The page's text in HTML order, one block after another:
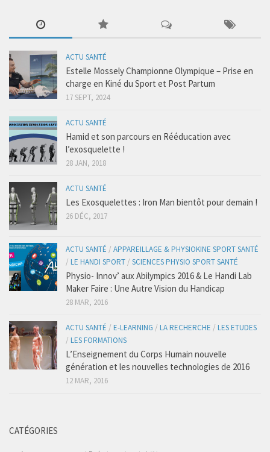
Luxations
Les Pathologies Spécifiques
Le Haut Niveau
Handi Sport & Handicap
Actu Santé
Bien-être & Santé
Sophrologie
Bien-être & Relaxation
Nutrition et Santé
Les Recettes
Programmes Nutrition
La Monodiète
Régime Paléo
Régime Méditérranéen
Régime Sans Gluten
Régime Végétarien
Mincir au Féminin / au Masculin
Les Programmes Fit
ACTU SANTÉ
Estelle Mossely Championne Olympique – Prise en
charge en Kiné du Sport et Post Partum
17 SEPT, 2024
ACTU SANTÉ
Hamid et son parcours en Rééducation avec
l’exosquelette !
28 JAN, 2018
ACTU SANTÉ
Les Exosquelettes : Iron Man bientôt pour demain !
26 DÉC, 2017
ACTU SANTÉ / APPAREILLAGE & PHYSIOKINE SPORT SANTÉ
/ LE HANDI SPORT / SCIENCES PHYSIO SPORT SANTÉ
Physio- Innov’ aux Abilympics 2016 & Le Handi Lab
Maker Faire : Une Autre Vision du Handicap
28 MAR, 2016
ACTU SANTÉ / E-LEARNING / LA RECHERCHE / LES ETUDES
/ LES FORMATIONS
L’Enseignement du Corps Humain nouvelle
génération et les nouvelles technologies de 2016
12 MAR, 2016
CATÉGORIES